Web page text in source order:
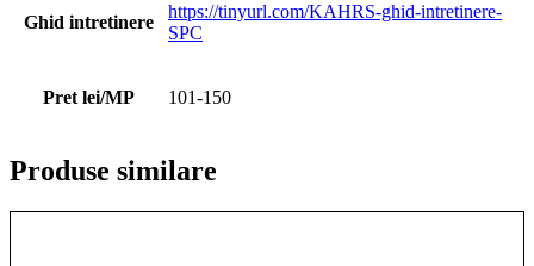
Ghid intretinere
https://tinyurl.com/KAHRS-ghid-intretinere-
SPC
Pret lei/MP 101-150
Produse similare